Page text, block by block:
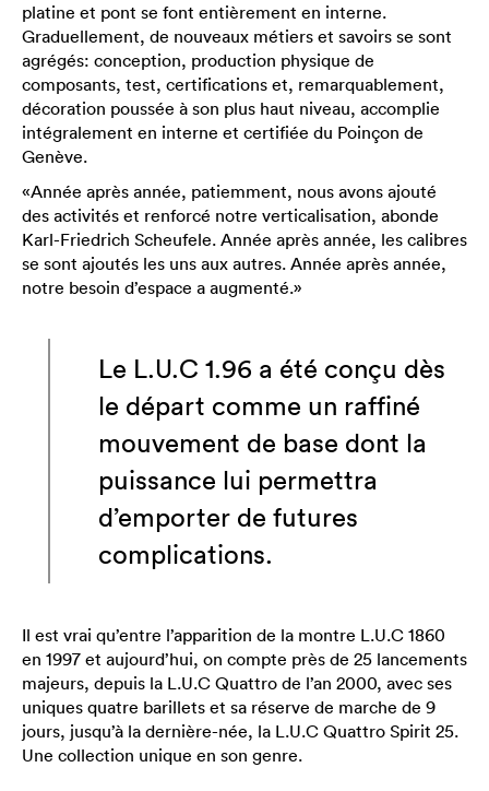
platine et pont se font entièrement en interne.
Graduellement, de nouveaux métiers et savoirs se sont
agrégés: conception, production physique de
composants, test, certifications et, remarquablement,
décoration poussée à son plus haut niveau, accomplie
intégralement en interne et certifiée du Poinçon de
Genève.
«Année après année, patiemment, nous avons ajouté
des activités et renforcé notre verticalisation, abonde
Karl-Friedrich Scheufele. Année après année, les calibres
se sont ajoutés les uns aux autres. Année après année,
notre besoin d’espace a augmenté.»
Le L.U.C 1.96 a été conçu dès
le départ comme un raffiné
mouvement de base dont la
puissance lui permettra
d’emporter de futures
complications.
Il est vrai qu’entre l’apparition de la montre L.U.C 1860
en 1997 et aujourd’hui, on compte près de 25 lancements
majeurs, depuis la L.U.C Quattro de l’an 2000, avec ses
uniques quatre barillets et sa réserve de marche de 9
jours, jusqu’à la dernière-née, la L.U.C Quattro Spirit 25.
Une collection unique en son genre.